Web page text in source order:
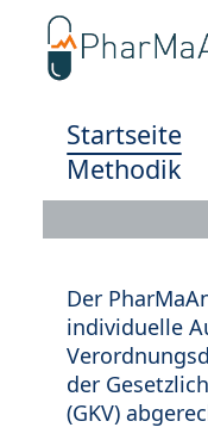
Startseite
Methodik
Der
individuelle
der
(GKV)